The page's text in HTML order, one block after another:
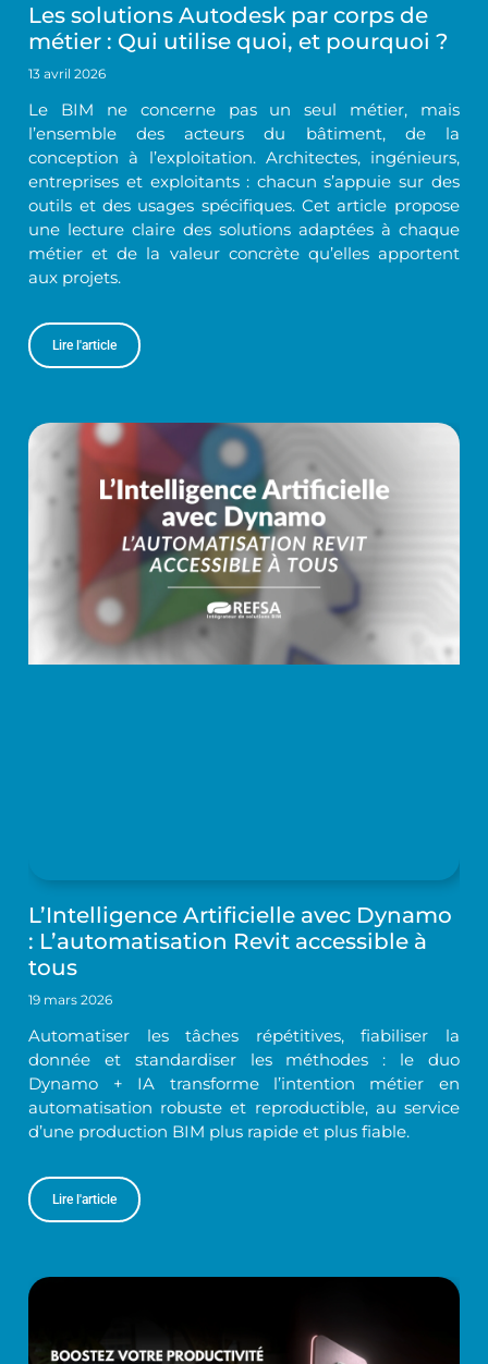
Les solutions Autodesk par corps de
métier : Qui utilise quoi, et pourquoi ?
13 avril 2026
Le BIM ne concerne pas un seul métier, mais
l’ensemble des acteurs du bâtiment, de la
conception à l’exploitation. Architectes, ingénieurs,
entreprises et exploitants : chacun s’appuie sur des
outils et des usages spécifiques. Cet article propose
une lecture claire des solutions adaptées à chaque
métier et de la valeur concrète qu’elles apportent
aux projets.
Lire l'article
L’Intelligence Artificielle avec Dynamo
: L’automatisation Revit accessible à
tous
19 mars 2026
Automatiser les tâches répétitives, fiabiliser la
donnée et standardiser les méthodes : le duo
Dynamo + IA transforme l’intention métier en
automatisation robuste et reproductible, au service
d’une production BIM plus rapide et plus fiable.
Lire l'article